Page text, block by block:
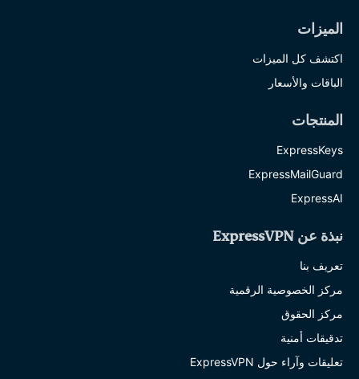
الميزات
اكتشف كل الميزات
الباقات والأسعار
المنتجات
ExpressKeys
ExpressMailGuard
ExpressAI
نبذة عن ExpressVPN
تعريف بنا
مركز الخصوصية الرقمية
مركز الحقوق
تدقيقات أمنية
تعليقات وآراء حول ExpressVPN